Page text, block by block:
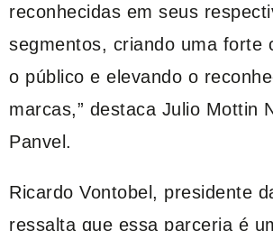
reconhecidas em seus
segmentos, criando uma forte
o público e elevando o
marcas,” destaca Julio Mottin
Panvel.
Ricardo Vontobel, presidente
ressalta que essa parceria é